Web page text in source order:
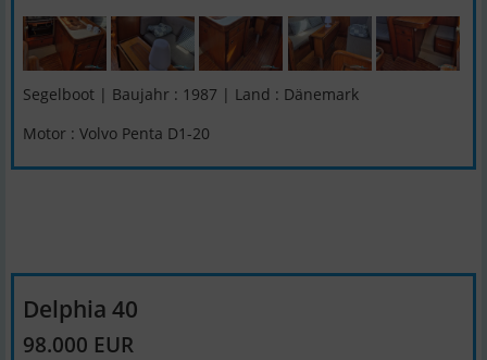
Segelboot | Baujahr : 1987 | Land : Dänemark
Motor : Volvo Penta D1-20
Delphia 40
98.000 EUR